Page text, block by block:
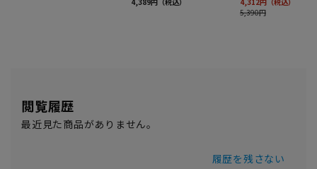
閲覧履歴
最近見た商品がありません。
履歴を残さない